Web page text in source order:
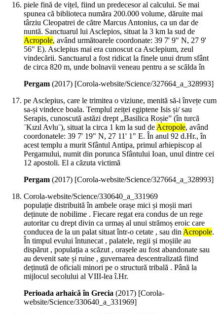
piele fină de vițel, fiind un predecesor al calcului. Se mai
spunea că biblioteca număra 200.000 volume, dăruite mai
târziu Cleopatrei de către Marcus Antonius, ca un dar de
nuntă. Sanctuarul lui Asclepios, situat la 3 km la sud de
Acropole, având următoarele coordonate: 39 7' 9" N, 27 9'
56" E). Asclepius mai era cunoscut ca Asclepium, zeul
vindecării. Sanctuarul a fost ridicat la finele unui drum sfânt
de circa 820 m, unde bolnavii veneau pentru a se scălda în
Pergam (2017) [Corola-website/Science/327664_a_328993]
pe Asclepius, care le trimitea o viziune, menită să-i învețe cum
sa-și vindece boala. Templul zeiței egiptene Isis și/ sau
Serapis, cunoscută astăzi drept „Basilica Roșie” (în turcă
¨Kızıl Avlu¨), situat la circa 1 km la sud deAcropole, având
coordonatele: 39 7' 19" N, 27 11' 1" E. În anul 92 d.Hr., în
acest templu a murit Sfântul Antipa, primul arhiepiscop al
Pergamului, numit din porunca Sfântului Ioan, unul dintre cei
12 apostoli. El a căzuta victimă
Pergam (2017) [Corola-website/Science/327664_a_328993]
Corola-website/Science/330640_a_331969
populație distribuită în ambele orașe mici și moșii mari
deținute de nobilime . Fiecare regat era condus de un rege
autoritar cu drept divin ca urmaș al unui strămoș eroic care
conducea de la un palat situat într-o cetate , sau dinAcropole.
În timpul evului întunecat , palatele, regii și moșiile au
dispărut , populația a scăzut , orașele au fost abandonate sau
au devenit sate și ruine , guvernarea descentralizată fiind
deținută de oficiali minori pe o structură tribală . Până la
mijlocul secolului al VIII-lea î.Hr.
Perioada arhaică în Grecia (2017) [Corola-
website/Science/330640_a_331969]